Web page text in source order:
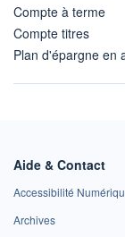
Compte à terme
Compte titres
Plan d'épargne en
Aide & Contact
Accessibilité
Archives